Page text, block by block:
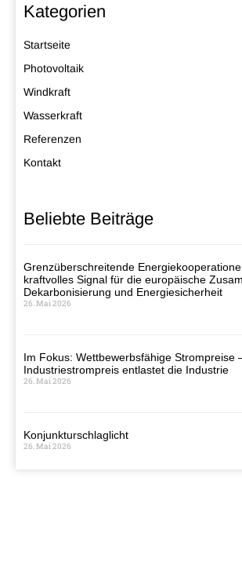
Kategorien
Startseite
Photovoltaik
Windkraft
Wasserkraft
Referenzen
Kontakt
Beliebte Beiträge
Grenzüberschreitende
kraftvolles Signal für die europäische
Dekarbonisierung und Energiesicherheit
26. Mai 2026
Im Fokus: Wettbewerbsfähige Strompreise
Industriestrompreis entlastet die Industrie
26. Mai 2026
Konjunkturschlaglicht
26. Mai 2026